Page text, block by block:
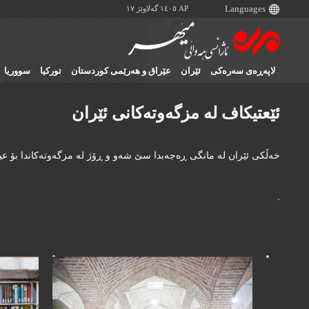
AP ١٤٠٥ گەلاوێژ ١٧
لاپەڕەی سەرەکی ئێران عێراق و هەرێمی کوردستان تورکیا سووریا
ئێعتیکاف لە مزگەوتەکانی ئێران
خەڵکی ئێران لە مانگی ڕەجەبدا سێ شەو و ڕۆژ لە مزگەوتەکاندا بۆ
.